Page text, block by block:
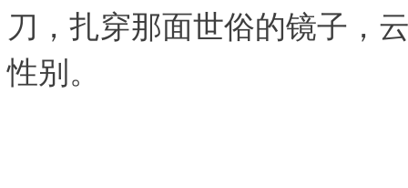
刀，扎穿那面世俗的镜子，
性别。